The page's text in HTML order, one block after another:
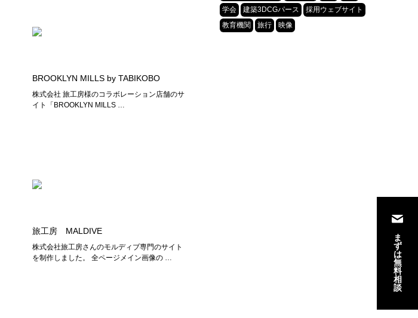
BROOKLYN MILLS by TABIKOBO
株式会社 旅工房様のコラボレーション店舗のサ
イト「BROOKLYN MILLS …
旅工房 MALDIVE
株式会社旅工房さんのモルディブ専門のサイト
を制作しました。 全ページメイン画像の …
学会
建築3DCGパース
採用ウェブサイト
教育機関
旅行 映像
ま
ず
は
無
料
相
談